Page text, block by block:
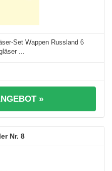
Set Wappen Russland 6
...
»
8